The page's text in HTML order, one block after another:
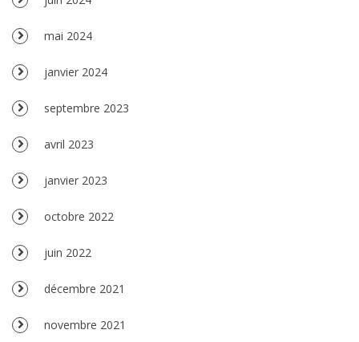
mai 2024
janvier 2024
septembre 2023
avril 2023
janvier 2023
octobre 2022
juin 2022
décembre 2021
novembre 2021